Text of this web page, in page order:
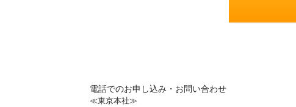
電話でのお申し込み・お問い合わせ
≪東京本社≫